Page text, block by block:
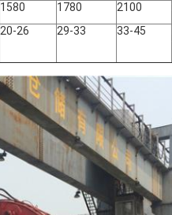
1580 1780 2100
20-26 29-33 33-45